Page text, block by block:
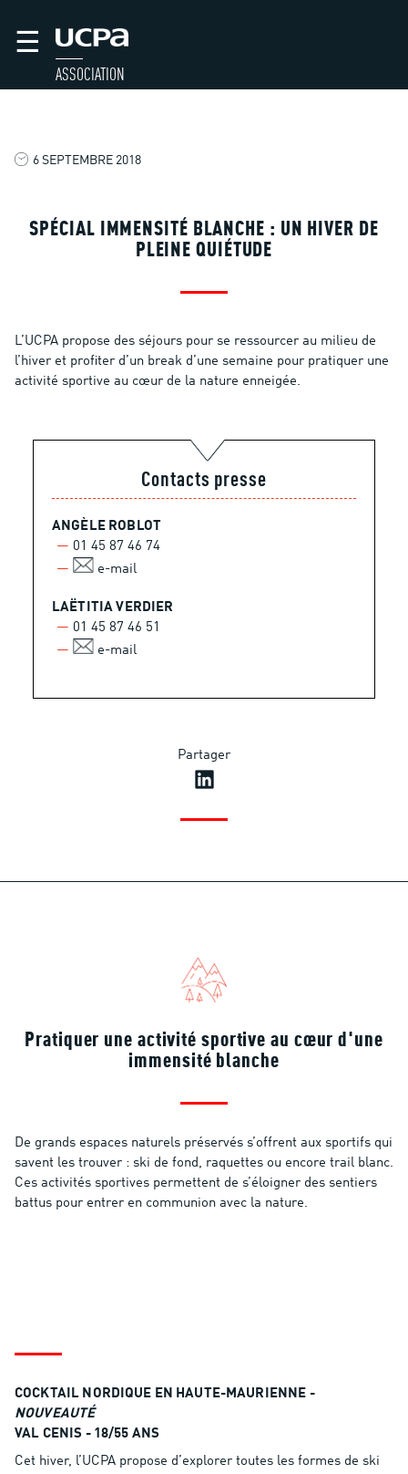
☰
ASSOCIATION
6 SEPTEMBRE 2018
SPÉCIAL IMMENSITÉ BLANCHE : UN HIVER DE
PLEINE QUIÉTUDE
L’UCPA propose des séjours pour se ressourcer au milieu de
l’hiver et profiter d’un break d’une semaine pour pratiquer une
activité sportive au cœur de la nature enneigée.
Contacts presse
ANGÈLE ROBLOT
01 45 87 46 74
e-mail
LAËTITIA VERDIER
01 45 87 46 51
e-mail
Partager
Pratiquer une activité sportive au cœur d'une
immensité blanche
De grands espaces naturels préservés s’offrent aux sportifs qui
savent les trouver : ski de fond, raquettes ou encore trail blanc.
Ces activités sportives permettent de s’éloigner des sentiers
battus pour entrer en communion avec la nature.
COCKTAIL NORDIQUE EN HAUTE-MAURIENNE -
NOUVEAUTÉ
VAL CENIS - 18/55 ANS
Cet hiver, l’UCPA propose d’explorer toutes les formes de ski